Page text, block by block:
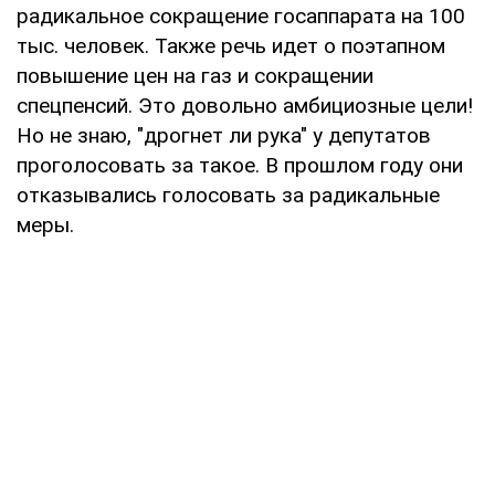
радикальное сокращение госаппарата на 100
тыс. человек. Также речь идет о поэтапном
повышение цен на газ и сокращении
спецпенсий. Это довольно амбициозные цели!
Но не знаю, "дрогнет ли рука" у депутатов
проголосовать за такое. В прошлом году они
отказывались голосовать за радикальные
меры.